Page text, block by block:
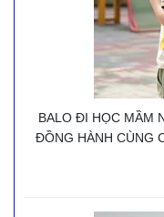
BALO ĐI HỌC MẦM
ĐỒNG HÀNH CÙNG